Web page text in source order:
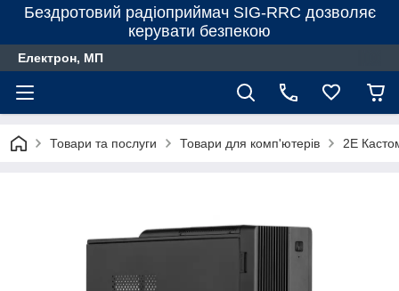
Бездротовий радіоприймач SIG-RRC дозволяє
керувати безпекою
Електрон, МП
Товари та послуги Товари для комп'ютерів 2E